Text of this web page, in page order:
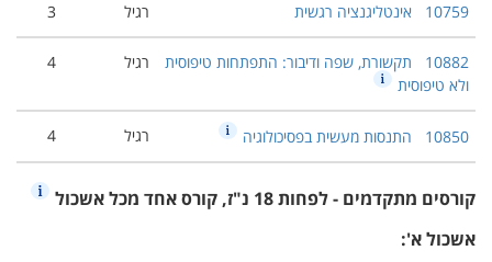
10759 אינטליגנציה רגשית רגיל 3
10882 תקשורת, שפה ודיבור: התפתחות טיפוסית
ולא טיפוסית
רגיל 4
10850 התנסות מעשית בפסיכולוגיה רגיל 4
קורסים מתקדמים - לפחות 18 נ"ז, קורס אחד מכל אשכול
אשכול א':